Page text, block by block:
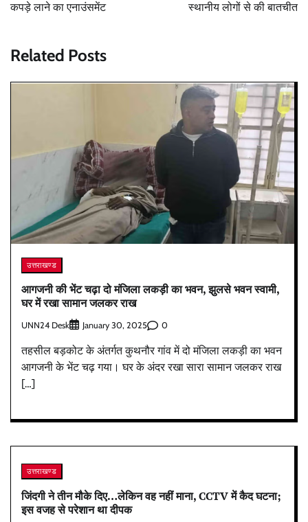
कपड़े लाने का एनाउंसमेंट
स्थानीय लोगों से की बातचीत
Related Posts
उत्तराखण्ड
आगजनी की भेंट चढ़ा दो मंजिला लकड़ी का भवन, झुलसे भवन स्वामी,
घर में रखा सामान जलकर राख
UNN24 Desk January 30, 2025 0
तहसील बड़कोट के अंतर्गत कुथनौर गांव में दो मंजिला लकड़ी का भवन
आगजनी के भेंट चढ़ गया। घर के अंदर रखा सारा सामान जलकर राख
[…]
उत्तराखण्ड
जिंदगी ने तीन मौके दिए…लेकिन वह नहीं माना, CCTV में कैद घटना;
इस वजह से परेशान था दीपक